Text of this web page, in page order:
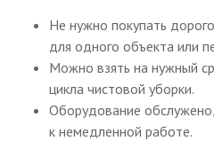
Не нужно покупать
для одного объекта или
Можно взять на нужный
цикла чистовой уборки.
Оборудование
к немедленной работе.